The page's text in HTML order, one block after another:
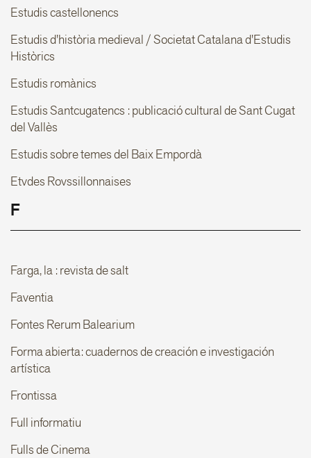
Estudis castellonencs
Estudis d'història medieval / Societat Catalana d'Estudis
Històrics
Estudis romànics
Estudis Santcugatencs : publicació cultural de Sant Cugat
del Vallès
Estudis sobre temes del Baix Empordà
Etvdes Rovssillonnaises
F
Farga, la : revista de salt
Faventia
Fontes Rerum Balearium
Forma abierta: cuadernos de creación e investigación
artística
Frontissa
Full informatiu
Fulls de Cinema